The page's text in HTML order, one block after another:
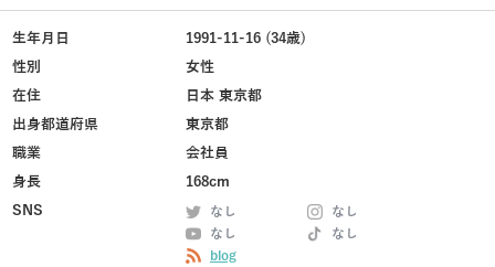
生年月日
1991-11-16 (34歳)
性別
女性
在住
日本 東京都
出身都道府県
東京都
職業
会社員
身長
168cm
SNS
なし
なし
なし
なし
blog